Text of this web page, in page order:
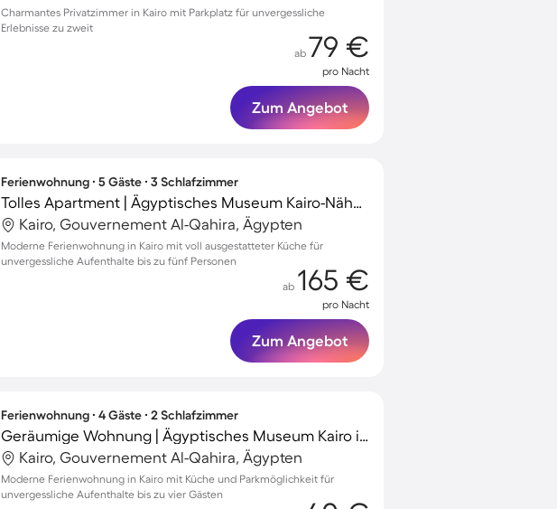
Charmantes Privatzimmer in Kairo mit Parkplatz für unvergessliche
Erlebnisse zu zweit
ab 79 €
pro Nacht
Zum Angebot
Ferienwohnung ∙ 5 Gäste ∙ 3 Schlafzimmer
Tolles Apartment | Ägyptisches Museum Kairo-Nähe | Stadtblick
Kairo, Gouvernement Al-Qahira, Ägypten
Moderne Ferienwohnung in Kairo mit voll ausgestatteter Küche für
unvergessliche Aufenthalte bis zu fünf Personen
ab 165 €
pro Nacht
Zum Angebot
Ferienwohnung ∙ 4 Gäste ∙ 2 Schlafzimmer
Geräumige Wohnung | Ägyptisches Museum Kairo in der Nähe
Kairo, Gouvernement Al-Qahira, Ägypten
Moderne Ferienwohnung in Kairo mit Küche und Parkmöglichkeit für
unvergessliche Aufenthalte bis zu vier Gästen